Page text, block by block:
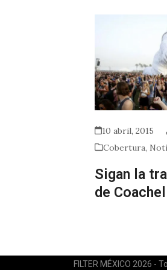
10 abril, 2015
Cobertura,
Sigan la
de
FILTER MÉXICO 2026 -